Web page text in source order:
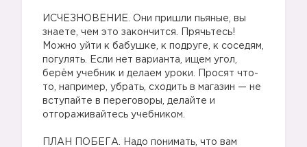
ИСЧЕЗНОВЕНИЕ. Они пришли пьяные, вы
знаете, чем это закончится. Прячьтесь!
Можно уйти к бабушке, к подруге, к соседям,
погулять. Если нет варианта, ищем угол,
берём учебник и делаем уроки. Просят что-
то, например, убрать, сходить в магазин — не
вступайте в переговоры, делайте и
отгораживайтесь учебником.
ПЛАН ПОБЕГА. Надо понимать, что вам